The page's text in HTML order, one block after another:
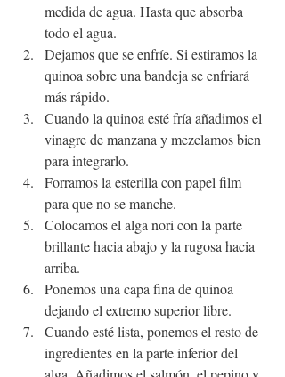
medida de agua. Hasta que absorba
todo el agua.
Dejamos que se enfríe. Si estiramos la
quinoa sobre una bandeja se enfriará
más rápido.
Cuando la quinoa esté fría añadimos el
vinagre de manzana y mezclamos bien
para integrarlo.
Forramos la esterilla con papel film
para que no se manche.
Colocamos el alga nori con la parte
brillante hacia abajo y la rugosa hacia
arriba.
Ponemos una capa fina de quinoa
dejando el extremo superior libre.
Cuando esté lista, ponemos el resto de
ingredientes en la parte inferior del